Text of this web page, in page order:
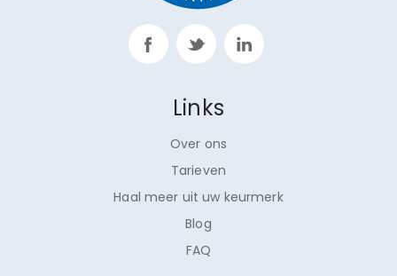
Links
Over ons
Tarieven
Haal meer uit uw keurmerk
Blog
FAQ